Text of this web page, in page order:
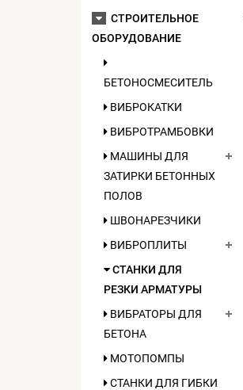
СТРОИТЕЛЬНОЕ
ОБОРУДОВАНИЕ
БЕТОНОСМЕСИТЕЛЬ
ВИБРОКАТКИ
ВИБРОТРАМБОВКИ
МАШИНЫ ДЛЯ
ЗАТИРКИ БЕТОННЫХ
ПОЛОВ
ШВОНАРЕЗЧИКИ
ВИБРОПЛИТЫ
СТАНКИ ДЛЯ
РЕЗКИ АРМАТУРЫ
ВИБРАТОРЫ ДЛЯ
БЕТОНА
МОТОПОМПЫ
СТАНКИ ДЛЯ ГИБКИ